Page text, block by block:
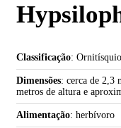
Classificação:
Dimensões: cerca de 2,3
metros de altura e
Alimentação: herbívoro